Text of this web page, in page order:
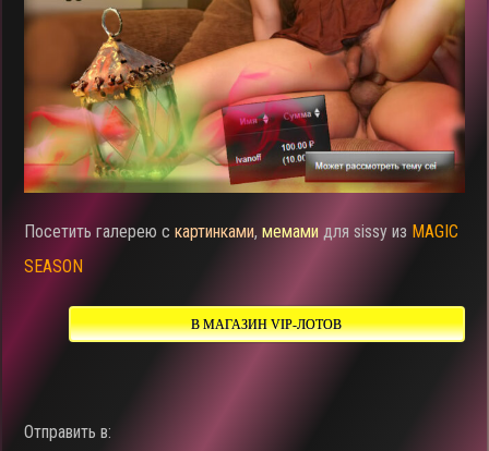
Посетить галерею скартинками,мемами для sissy из MAGIC
SEASON
В МАГАЗИН VIP-ЛОТОВ
Отправить в: